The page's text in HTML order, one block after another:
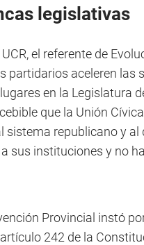
legislativas
el referente de
partidarios aceleren las
en la Legislatura
que la Unión
republicano y al
sus instituciones y no
Provincial instó
242 de la